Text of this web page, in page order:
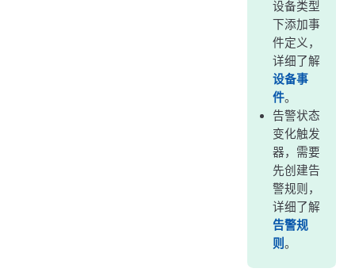
设备类型
下添加事
件定义，
详细了解
设备事
件。
告警状态
变化触发
器，需要
先创建告
警规则，
详细了解
告警规
则。